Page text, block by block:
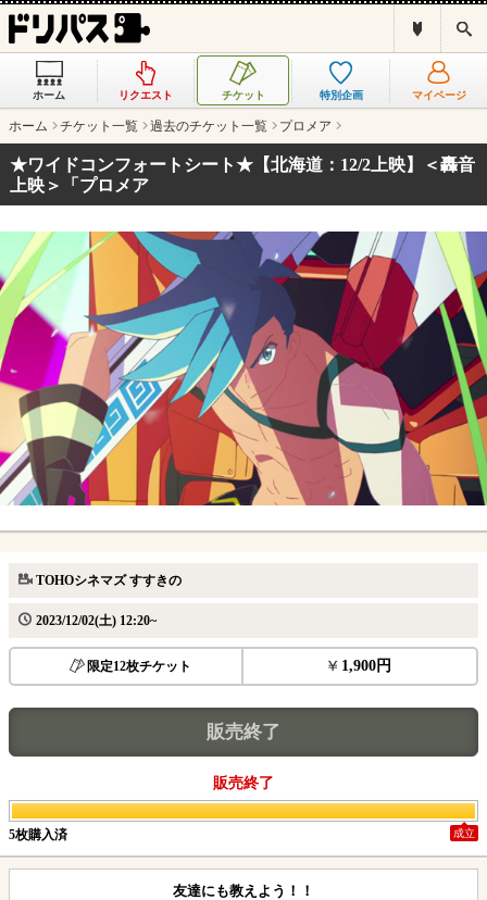
ス
ホーム リクエスト チケット 特別企画 マイページ
ホーム チケット一覧 過去のチケット一覧 プロメア
★ワイドコンフォートシート★【北海道：12/2上映】＜轟音
上映＞「プロメア
TOHOシネマズ すすきの
2023/12/02(土) 12:20~
限定12枚チケット 1,900円
販売終了
販売終了
5枚購入済 成立
友達にも教えよう！！